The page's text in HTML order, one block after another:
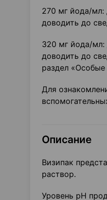
270 мг йода/мл:
доводить до
320 мг йода/мл:
доводить до
раздел
Для
Описание
Визипак
раствор.
Уровень pH